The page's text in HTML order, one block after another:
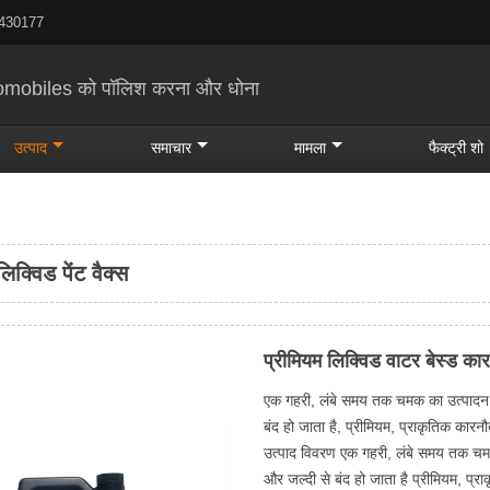
को पॉलिश करना और धोना
उत्पाद समाचार मामला फैक्ट्री शो
पेंट वैक्स
प्रीमियम लिक्विड वाटर बेस्ड
एक गहरी, लंबे समय तक चमक का उत्पादन,
बंद हो जाता है, प्रीमियम, प्राकृतिक
उत्पाद विवरण एक गहरी, लंबे समय तक
और जल्दी से बंद हो जाता है प्रीमियम,